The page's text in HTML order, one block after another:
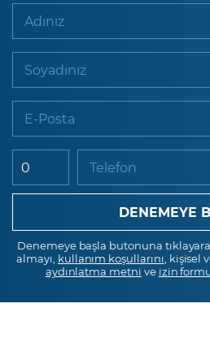
Adınız
Soyadınız
E-Posta
Telefon
Denemeye başla butonuna
almayı, kullanım koşullarını ,
aydınlatma metni ve izin